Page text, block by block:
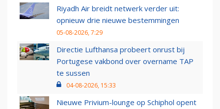
Riyadh Air breidt netwerk verder uit:
opnieuw drie nieuwe bestemmingen
05-08-2026, 7:29
Directie Lufthansa probeert onrust bij
Portugese vakbond over overname TAP
te sussen
04-08-2026, 15:33
Nieuwe Privium-lounge op Schiphol opent